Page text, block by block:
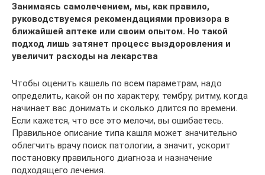
Занимаясь самолечением, мы, как правило,
руководствуемся рекомендациями провизора в
ближайшей аптеке или своим опытом. Но такой
подход лишь затянет процесс выздоровления и
увеличит расходы на лекарства
Чтобы оценить кашель по всем параметрам, надо
определить, какой он по характеру, тембру, ритму, когда
начинает вас донимать и сколько длится по времени.
Если кажется, что все это мелочи, вы ошибаетесь.
Правильное описание типа кашля может значительно
облегчить врачу поиск патологии, а значит, ускорит
постановку правильного диагноза и назначение
подходящего лечения.